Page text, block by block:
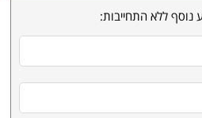
נוסף ללא התחייבות: